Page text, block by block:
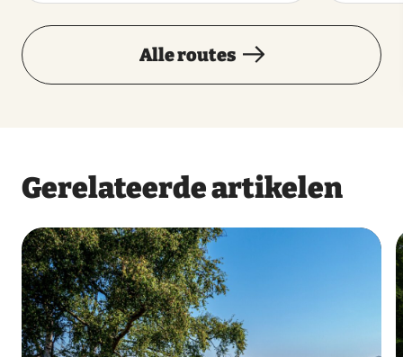
Alle routes
Gerelateerde artikelen